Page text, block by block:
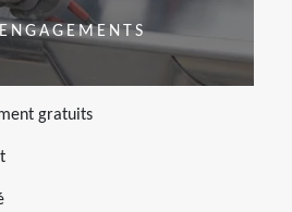
gratuits